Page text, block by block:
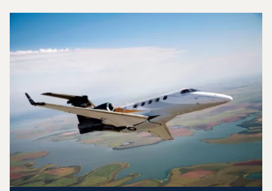
Foto dell'aeromobileModello di aeromobile
Posti
Velocità (km/h)
Velocità (nodi)
Autonomia (NM)